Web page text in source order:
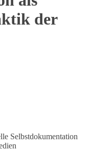
der
Selbstdokumentation